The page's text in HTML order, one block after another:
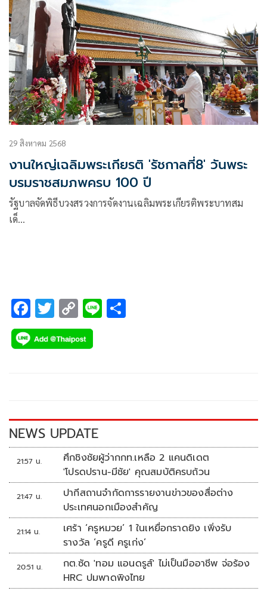
29 สิงหาคม 2568
งานใหญ่เฉลิมพระเกียรติ 'รัชกาลที่8' วันพระ
บรมราชสมภพครบ 100 ปี
รัฐบาลจัดพิธีบวงสรวงการจัดงานเฉลิมพระเกียรติพระบาทสม
เด็…
F
ac
e
k
T
wi
tt
C
o
p
k
Li
NEWS UPDATE
21:57 น.
ศึกชิงชัยผู้ว่ากกท.เหลือ 2 แคนดิเดต
'โปรดปราน-มีชัย' คุณสมบัติครบถ้วน
21:47 น.
ปากีสถานจำกัดการรายงานข่าวของสื่อต่าง
ประเทศนอกเมืองสำคัญ
21:14 น.
เศร้า ‘ครูหมวย’ 1 ในเหยื่อกราดยิง เพิ่งรับ
รางวัล ‘ครูดี ครูเก่ง’
20:51 น.
กต.ซัด 'ทอม แอนดรูส์' ไม่เป็นมืออาชีพ จ่อร้อง
HRC ปมพาดพิงไทย